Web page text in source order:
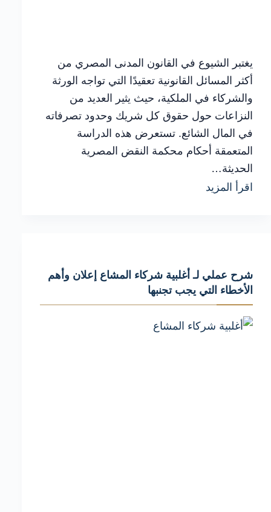
يغتبر الشيوع في القانون المدنى المصري من
أكثر المسائل القانونية تعقيدًا التي تواجه الورثة
والشركاء في الملكية، حيث يثير العديد من
النزاعات حول حقوق كل شريك وحدود تصرفاته
في المال الشائع. تستعرض هذه الدراسة
المتعمقة أحكام محكمة النقض المصرية
الحديثة…
اقرأ المزيد
المدنى
أحكام
وأهم
شرح عملي لـ أغلبية شركاء المشاع إعلان وأهم
الأخطاء التي يجب تجنبها